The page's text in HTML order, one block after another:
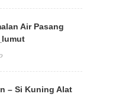
Air Pasang
– Si Kuning Alat